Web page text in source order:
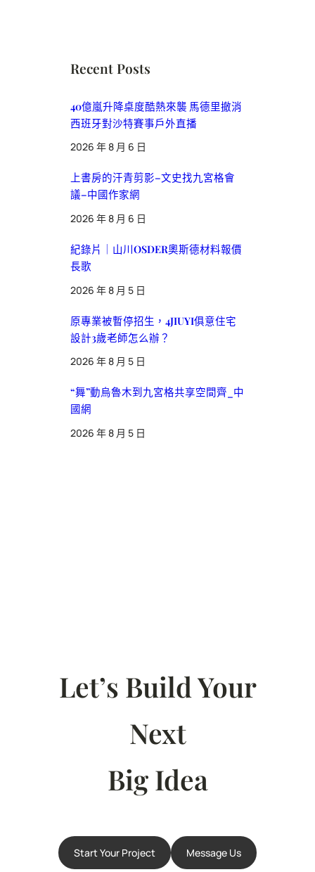
Recent Posts
40億嵐升降桌度酷熱來襲 馬德里撤消
西班牙對沙特賽事戶外直播
2026 年 8 月 6 日
上書房的汗青剪影–文史找九宮格會
議–中國作家網
2026 年 8 月 6 日
紀錄片｜山川OSDER奧斯德材料報價
長歌
2026 年 8 月 5 日
原專業被暫停招生，4JIUYI俱意住宅
設計3歲老師怎么辦？
2026 年 8 月 5 日
“舞”動烏魯木到九宮格共享空間齊_中
國網
2026 年 8 月 5 日
Let’s Build Your
Next
Big Idea
Start Your Project Message Us